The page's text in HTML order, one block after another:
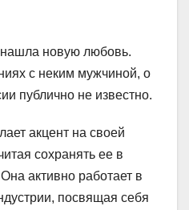
новую любовь.
с неким мужчиной, о
публично не известно.
акцент на своей
сохранять ее в
активно работает в
посвящая себя